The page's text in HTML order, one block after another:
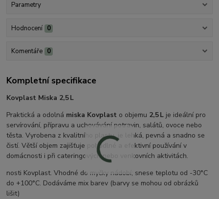
Parametry
Hodnocení 0
Komentáře 0
Kompletní specifikace
Kovplast Miska 2,5 L
Praktická a odolná miska Kovplast o objemu 2,5 L je ideální pro
servírování, přípravu a uchovávání potravin, salátů, ovoce nebo
těsta. Vyrobena z kvalitního plastu, je lehká, pevná a snadno se
čistí. Větší objem zajišťuje pohodlné a efektivní používání v
domácnosti i při cateringových nebo venkovních aktivitách.
nosti Kovplast. Vhodné do myčky nádobí; snese teplotu od -30°C
do +100°C. Dodáváme mix barev (barvy se mohou od obrázků
lišit)